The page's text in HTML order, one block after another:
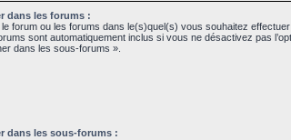
dans les forums :
forum ou les forums dans le(s)quel(s) vous souhaitez
sont automatiquement inclus si vous ne désactivez pas
dans les sous-forums ».
dans les sous-forums :